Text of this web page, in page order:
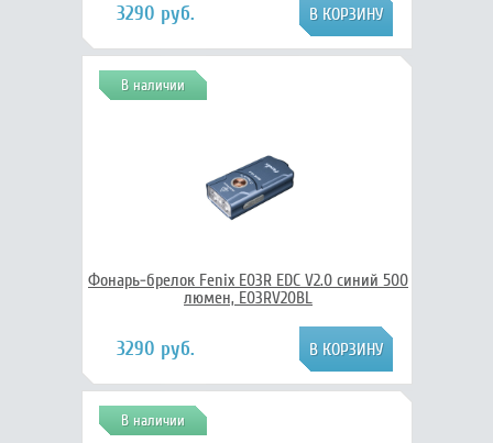
3290 руб.
В наличии
Фонарь-брелок Fenix E03R EDC V2.0 синий 500
люмен, E03RV20BL
3290 руб.
В наличии